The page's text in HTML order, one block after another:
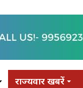
राज्यवार खबरें